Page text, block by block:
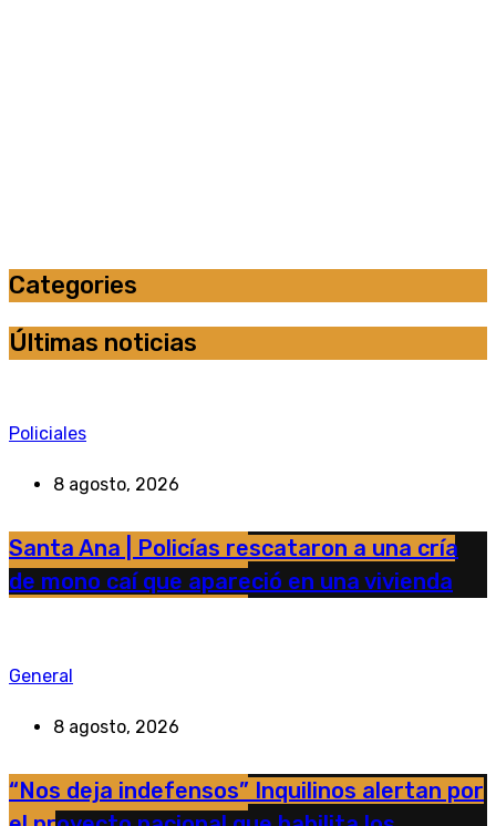
Categories
Últimas noticias
Policiales
8 agosto, 2026
Santa Ana | Policías rescataron a una cría
de mono caí que apareció en una vivienda
General
8 agosto, 2026
“Nos deja indefensos” Inquilinos alertan por